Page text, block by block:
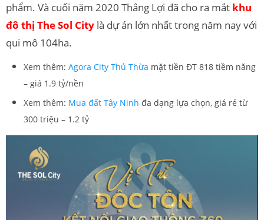
phẩm. Và cuối năm 2020 Thắng Lợi đã cho ra mắt khu
đô thị The Sol City là dự án lớn nhất trong năm nay với
qui mô 104ha.
Xem thêm: Agora City Thủ Thừa mặt tiền ĐT 818 tiềm năng
– giá 1.9 tỷ/nền
Xem thêm: Mua đất Tây Ninh đa dạng lựa chọn, giá rẻ từ
300 triệu – 1.2 tỷ